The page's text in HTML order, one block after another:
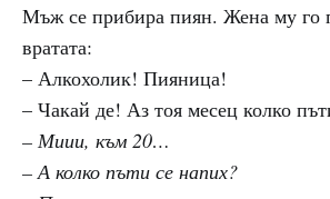
Мъж се прибира пиян. Жена му го
вратата:
– Алкохолик! Пияница!
– Чакай де! Аз тоя месец колко
– Миии, към 20…
– А колко пъти се напих?